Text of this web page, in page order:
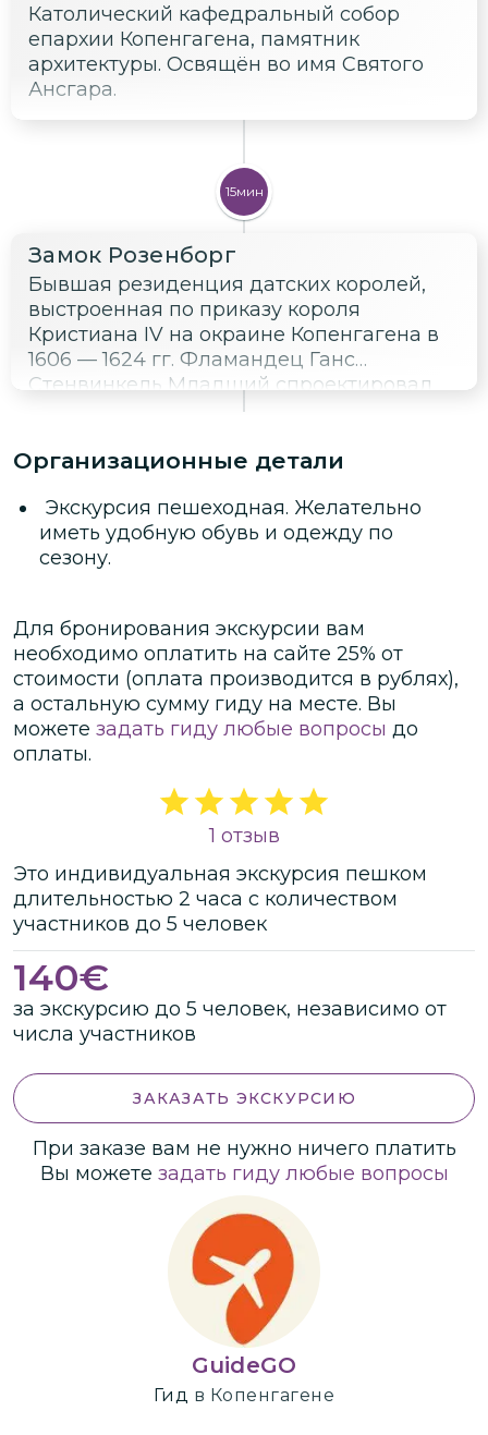
Католический кафедральный собор
епархии Копенгагена, памятник
архитектуры. Освящён во имя Святого
Ансгара.
15мин
Замок Розенборг
Бывшая резиденция датских королей,
выстроенная по приказу короля
Кристиана IV на окраине Копенгагена в
1606 — 1624 гг. Фламандец Ганс
Стенвинкель Младший спроектировал
здание в ренессансном стиле своей
Организационные детали
Экскурсия пешеходная. Желательно
иметь удобную обувь и одежду по
сезону.
Для бронирования экскурсии вам
необходимо оплатить на сайте 25% от
стоимости (оплата производится в рублях),
а остальную сумму гиду на месте. Вы
можете задать гиду любые вопросы до
оплаты.
1 отзыв
Это индивидуальная экскурсия пешком
длительностью 2 часа с количеством
участников до 5 человек
140€
за экскурсию до 5 человек, независимо от
числа участников
ЗАКАЗАТЬ ЭКСКУРСИЮ
При заказе вам не нужно ничего платить
Вы можете задать гиду любые вопросы
GuideGO
Гид в Копенгагене